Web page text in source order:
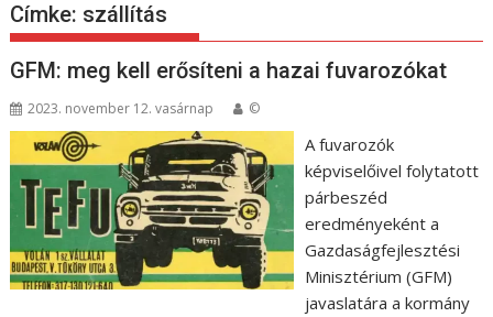
Címke: szállítás
GFM: meg kell erősíteni a hazai fuvarozókat
2023. november 12. vasárnap ©
A fuvarozók
képviselőivel folytatott
párbeszéd
eredményeként a
Gazdaságfejlesztési
Minisztérium (GFM)
javaslatára a kormány